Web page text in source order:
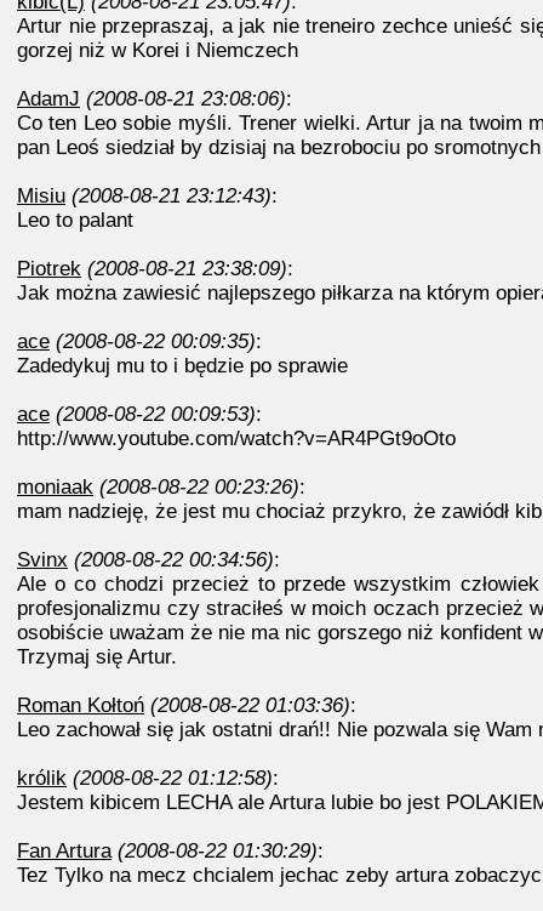
Artur nie przepraszaj, a jak nie treneiro zechce unieść
gorzej niż w Korei i Niemczech
AdamJ (2008-08-21 23:08:06):
Co ten Leo sobie myśli. Trener wielki. Artur ja na twoim
pan Leoś siedział by dzisiaj na bezrobociu po
Misiu (2008-08-21 23:12:43):
Leo to palant
Piotrek (2008-08-21 23:38:09):
Jak można zawiesić najlepszego piłkarza na którym
ace (2008-08-22 00:09:35):
Zadedykuj mu to i będzie po sprawie
ace (2008-08-22 00:09:53):
http://www.youtube.com/watch?v=AR4PGt9oOto
moniaak (2008-08-22 00:23:26):
mam nadzieję, że jest mu chociaż przykro, że zawiódł
Svinx (2008-08-22 00:34:56):
Ale o co chodzi przecież to przede wszystkim
profesjonalizmu czy straciłeś w moich oczach
osobiście uważam że nie ma nic gorszego niż konfident
Trzymaj się Artur.
Roman Kołtoń (2008-08-22 01:03:36):
Leo zachował się jak ostatni drań!! Nie pozwala się
królik (2008-08-22 01:12:58):
Jestem kibicem LECHA ale Artura lubie bo jest
Fan Artura (2008-08-22 01:30:29):
Tez Tylko na mecz chcialem jechac zeby artura